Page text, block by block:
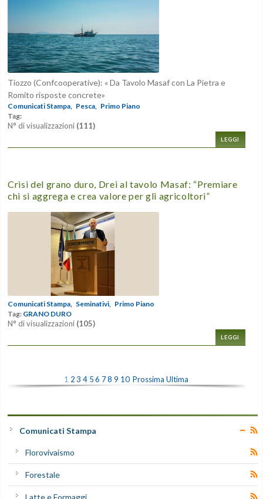
Tiozzo (Confcooperative): « Da Tavolo Masaf con La Pietra e
Romito risposte concrete»
Comunicati Stampa, Pesca,
Primo Piano
Tag:
N° di visualizzazioni (111)
LEGGI
Crisi del grano duro, Drei al tavolo Masaf: “Premiare
chi si aggrega e crea valore per gli agricoltori”
Comunicati Stampa, Seminativi,
Primo Piano
Tag: GRANO DURO
N° di visualizzazioni (105)
LEGGI
1 2 3 4 5 6 78 9 10 Prossima Ultima
Comunicati Stampa
Florovivaismo
Forestale
Latte e Formaggi